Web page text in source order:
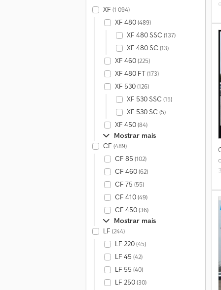
XF (1 094)
XF 480(489)
XF 480 SSC (137)
XF 480 SC (13)
XF 460(225)
XF 480 FT(173)
XF 530(126)
XF 530 SSC (15)
XF 530 SC (5)
XF 450(84)
Mostrar mais
CF (489)
CF 85 (102)
CF 460(62)
CF 75 (55)
CF 410(49)
CF 450(36)
Mostrar mais
LF (244)
LF 220(45)
LF 45 (42)
LF 55 (40)
LF 250(30)